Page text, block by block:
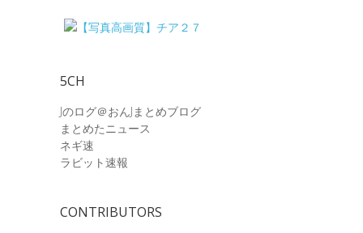
5CH
Jのログ＠おんJまとめブログ
まとめたニュース
ネギ速
ラビット速報
CONTRIBUTORS